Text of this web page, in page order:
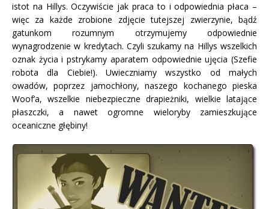
istot na Hillys. Oczywiście jak praca to i odpowiednia płaca –
więc za każde zrobione zdjęcie tutejszej zwierzynie, bądź
gatunkom rozumnym otrzymujemy odpowiednie
wynagrodzenie w kredytach. Czyli szukamy na Hillys wszelkich
oznak życia i pstrykamy aparatem odpowiednie ujęcia (Szefie
robota dla Ciebie!). Uwieczniamy wszystko od małych
owadów, poprzez jamochłony, naszego kochanego pieska
Woof’a, wszelkie niebezpieczne drapieżniki, wielkie latające
płaszczki, a nawet ogromne wieloryby zamieszkujące
oceaniczne głębiny!